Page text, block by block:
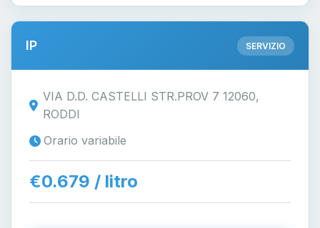
IP SERVIZIO
VIA D.D. CASTELLI STR.PROV 7 12060,
RODDI
Orario variabile
€0.679 / litro